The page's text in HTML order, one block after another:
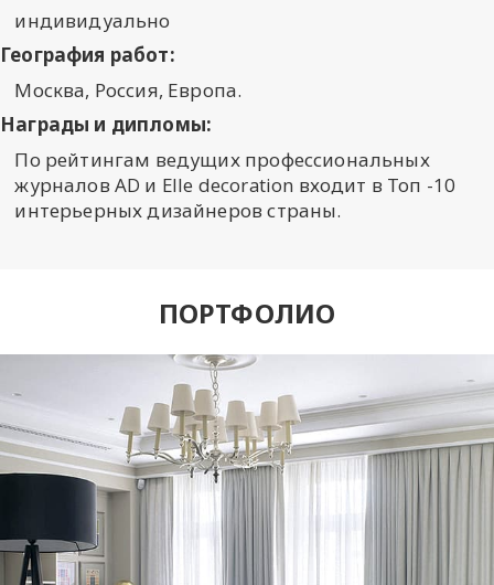
индивидуально
География работ:
Москва, Россия, Европа.
Награды и дипломы:
По рейтингам ведущих профессиональных
журналов AD и Elle decoration входит в Топ -10
интерьерных дизайнеров страны.
ПОРТФОЛИО